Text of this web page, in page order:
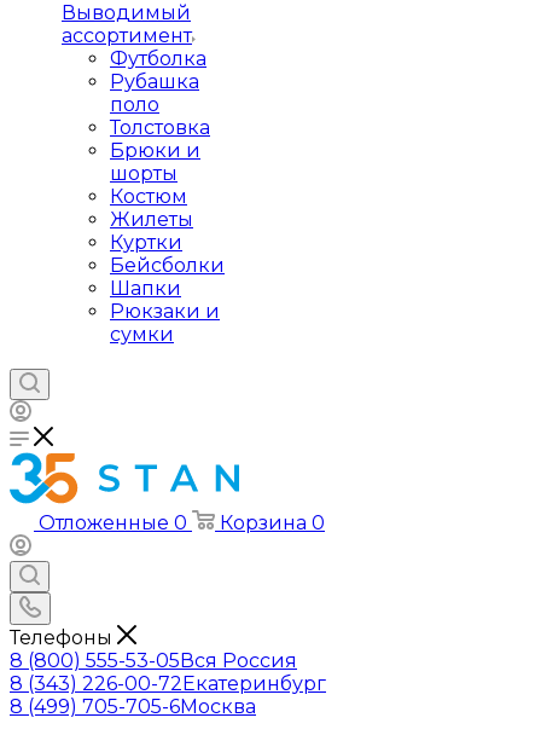
Выводимый
ассортимент
Футболка
Рубашка
поло
Толстовка
Брюки и
шорты
Костюм
Жилеты
Куртки
Бейсболки
Шапки
Рюкзаки и
сумки
Отложенные 0 Корзина 0
Телефоны
8 (800) 555-53-05Вся Россия
8 (343) 226-00-72Екатеринбург
8 (499) 705-705-6Москва